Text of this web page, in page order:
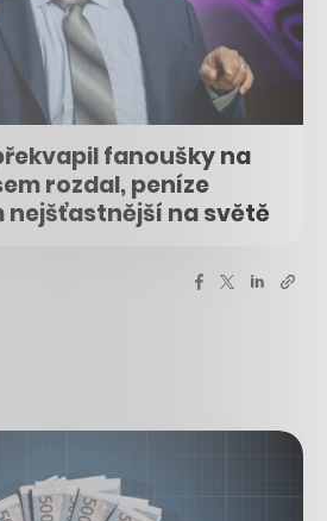
fanoušky na
rozdal, peníze
nejšťastnější na světě